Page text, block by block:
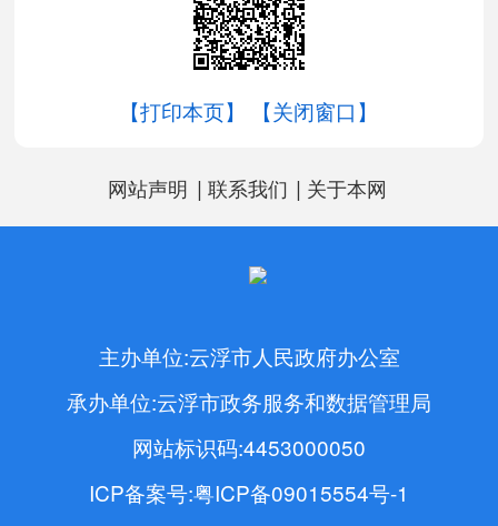
【打印本页】 【关闭窗口】
网站声明 | 联系我们 | 关于本网
主办单位:云浮市人民政府办公室
承办单位:云浮市政务服务和数据管理局
网站标识码:4453000050
ICP备案号:粤ICP备09015554号-1